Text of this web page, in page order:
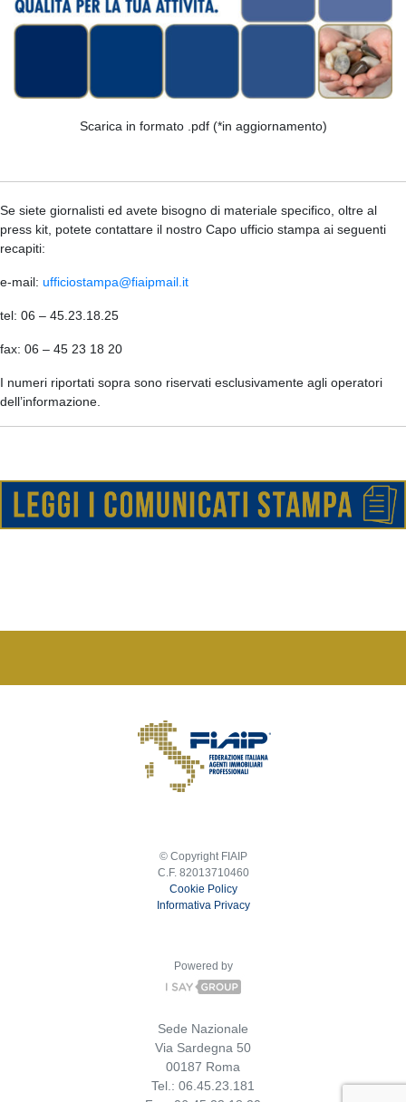
Scarica in formato .pdf (*in aggiornamento)
Se siete giornalisti ed avete bisogno di materiale specifico, oltre al
press kit, potete contattare il nostro Capo ufficio stampa ai seguenti
recapiti:
e-mail: ufficiostampa@fiaipmail.it
tel: 06 – 45.23.18.25
fax: 06 – 45 23 18 20
I numeri riportati sopra sono riservati esclusivamente agli operatori
dell’informazione.
© Copyright FIAIP
C.F. 82013710460
Cookie Policy
Informativa Privacy
Powered by
Sede Nazionale
Via Sardegna 50
00187 Roma
Tel.: 06.45.23.181